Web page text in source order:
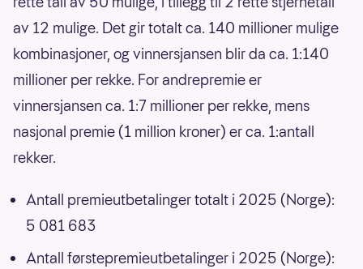
av 12 mulige. Det gir totalt ca. 140 millioner mulige
kombinasjoner, og vinnersjansen blir da ca. 1:140
millioner per rekke. For andrepremie er
vinnersjansen ca. 1:7 millioner per rekke, mens
nasjonal premie (1 million kroner) er ca. 1:antall
rekker.
Antall premieutbetalinger totalt i 2025 (Norge):
5 081 683
Antall førstepremieutbetalinger i 2025 (Norge):